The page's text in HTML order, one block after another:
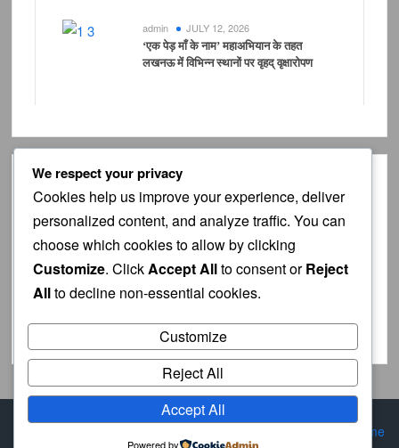
admin JULY 12, 2026
‘एक पेड़ माँ के नाम’ महाअभियान के तहत
लखनऊ में विभिन्न स्थानों पर वृहद् वृक्षारोपण
Theme
We respect your privacy
Cookies help us improve your experience, deliver
personalized content, and analyze traffic. You can
choose which cookies to allow by clicking
Customize. ClickAccept Allto consent orReject
Allto decline non-essential cookies.
Customize
Reject All
Accept All
Powered by